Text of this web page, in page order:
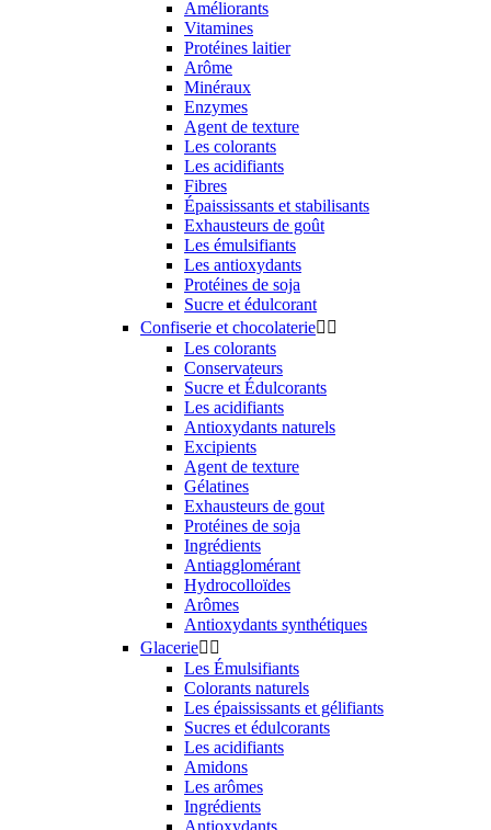
Améliorants
Vitamines
Protéines laitier
Arôme
Minéraux
Enzymes
Agent de texture
Les colorants
Les acidifiants
Fibres
Épaississants et stabilisants
Exhausteurs de goût
Les émulsifiants
Les antioxydants
Protéines de soja
Sucre et édulcorant
Confiserie et chocolaterie 
Les colorants
Conservateurs
Sucre et Édulcorants
Les acidifiants
Antioxydants naturels
Excipients
Agent de texture
Gélatines
Exhausteurs de gout
Protéines de soja
Ingrédients
Antiagglomérant
Hydrocolloïdes
Arômes
Antioxydants synthétiques
Glacerie 
Les Émulsifiants
Colorants naturels
Les épaississants et gélifiants
Sucres et édulcorants
Les acidifiants
Amidons
Les arômes
Ingrédients
Antioxydants